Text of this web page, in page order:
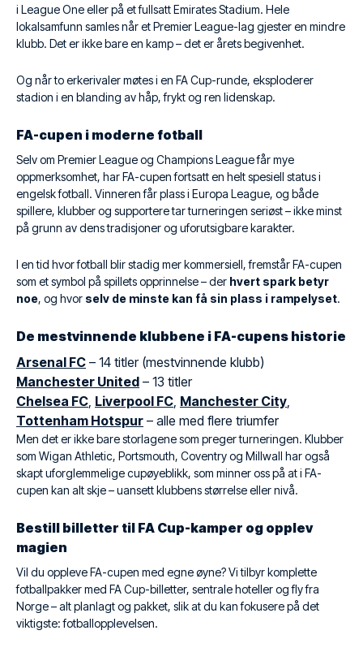
i League One eller på et fullsatt Emirates Stadium. Hele
lokalsamfunn samles når et Premier League-lag gjester en mindre
klubb. Det er ikke bare en kamp – det er årets begivenhet.
Og når to erkerivaler møtes i en FA Cup-runde, eksploderer
stadion i en blanding av håp, frykt og ren lidenskap.
FA-cupen i moderne fotball
Selv om Premier League og Champions League får mye
oppmerksomhet, har FA-cupen fortsatt en helt spesiell status i
engelsk fotball. Vinneren får plass i Europa League, og både
spillere, klubber og supportere tar turneringen seriøst – ikke minst
på grunn av dens tradisjoner og uforutsigbare karakter.
I en tid hvor fotball blir stadig mer kommersiell, fremstår FA-cupen
som et symbol på spillets opprinnelse – der hvert spark betyr
noe, og hvor selv de minste kan få sin plass i rampelyset.
De mestvinnende klubbene i FA-cupens historie
Arsenal FC – 14 titler (mestvinnende klubb)
Manchester United – 13 titler
Chelsea FC, Liverpool FC, Manchester City,
Tottenham Hotspur – alle med flere triumfer
Men det er ikke bare storlagene som preger turneringen. Klubber
som Wigan Athletic, Portsmouth, Coventry og Millwall har også
skapt uforglemmelige cupøyeblikk, som minner oss på at i FA-
cupen kan alt skje – uansett klubbens størrelse eller nivå.
Bestill billetter til FA Cup-kamper og opplev
magien
Vil du oppleve FA-cupen med egne øyne? Vi tilbyr komplette
fotballpakker med FA Cup-billetter, sentrale hoteller og fly fra
Norge – alt planlagt og pakket, slik at du kan fokusere på det
viktigste: fotballopplevelsen.